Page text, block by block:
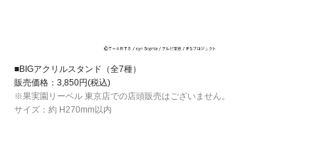
■BIGアクリルスタンド（全7種）
販売価格：3,850円(税込)
※果実園リーベル 東京店での店頭販売はございません。
サイズ：約 H270mm以内